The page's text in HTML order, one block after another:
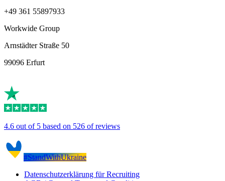
+49 361 55897933
Workwide Group
Arnstädter Straße 50
99096 Erfurt
4.6 out of 5 based on 526 of reviews
#StandWithUkraine
Datenschutzerklärung für Recruiting